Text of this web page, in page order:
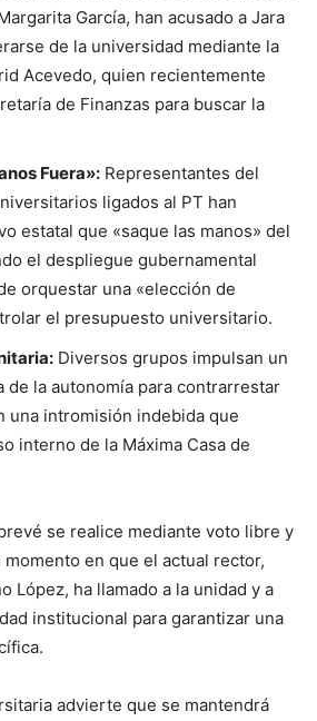
García, han acusado a Jara
de la universidad mediante la
Acevedo, quien recientemente
de Finanzas para buscar la
Fuera»: Representantes del
ligados al PT han
estatal que «saque las manos» del
el despliegue gubernamental
orquestar una «elección de
el presupuesto universitario.
Diversos grupos impulsan un
de la autonomía para contrarrestar
una intromisión indebida que
interno de la Máxima Casa de
se realice mediante voto libre y
en que el actual rector,
López, ha llamado a la unidad y a
institucional para garantizar una
advierte que se mantendrá